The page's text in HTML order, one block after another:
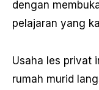
dengan
pelajaran yang
Usaha les privat
rumah murid